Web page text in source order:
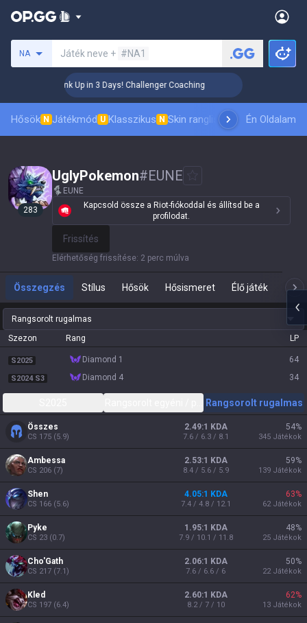
NA Játék neve + #NA1
🏆 Rank Up in 3 Days! Challenger Coaching
Hősök N Játékmód U Klasszikus N Skin ranglistaVezetőlistákPro
Én Oldalam
283
UglyPokemon#EUNE
EUNE
Kapcsold össze a Riot-fiókoddal és állítsd be a
profilodat.
Frissítés
Elérhetőség frissítése: 2 perc múlva
Összegzés Stílus Hősök Hősismeret Élő játék
Rangsorolt rugalmas
Szezon
Rang LP
S2025 diamond 1 64
S2024 S3 diamond 4 34
Rangsorolt egyéni / párosRangsorolt rugalmas
Összes
CS 175 (5.9)
2.49:1 KDA
7.6 / 6.3 / 8.1
54%
345 Játékok
Ambessa
CS 206 (7)
2.53:1 KDA
8.4 / 5.6 / 5.9
59%
139 Játékok
Shen
CS 166 (5.6)
4.05:1 KDA
7.4 / 4.8 / 12.1
63%
62 Játékok
Pyke
CS 23 (0.7)
1.95:1 KDA
7.9 / 10.1 / 11.8
48%
25 Játékok
Cho'Gath
CS 217 (7.1)
2.06:1 KDA
7.6 / 6.6 / 6
50%
22 Játékok
Kled
CS 197 (6.4)
2.60:1 KDA
8.2 / 7 / 10
62%
13 Játékok